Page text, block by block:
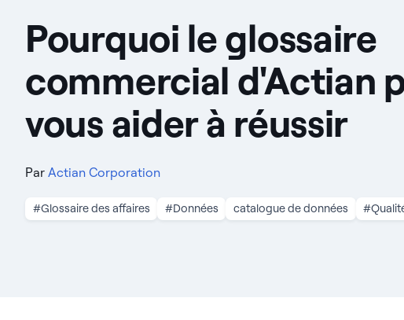
Pourquoi le glossaire
commercial d'Actian
vous aider à réussir
Par Actian Corporation
#Glossaire des affaires #Données catalogue de données